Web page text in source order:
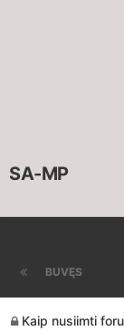
SA-MP
BUVĘS
Kaip nusiimti